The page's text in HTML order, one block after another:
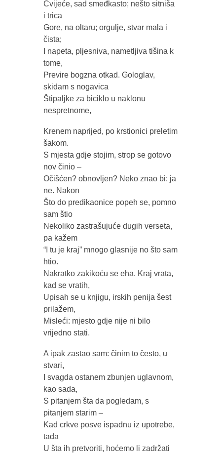
Cvijeće, sad smeđkasto; nešto sitniša
i trica
Gore, na oltaru; orgulje, stvar mala i
čista;
I napeta, pljesniva, nametljiva tišina k
tome,
Previre bogzna otkad. Gologlav,
skidam s nogavica
Štipaljke za biciklo u naklonu
nespretnome,
Krenem naprijed, po krstionici preletim
šakom.
S mjesta gdje stojim, strop se gotovo
nov činio –
Očišćen? obnovljen? Neko znao bi: ja
ne. Nakon
Što do predikaonice popeh se, pomno
sam štio
Nekoliko zastrašujuće dugih verseta,
pa kažem
“I tu je kraj” mnogo glasnije no što sam
htio.
Nakratko zakikoću se eha. Kraj vrata,
kad se vratih,
Upisah se u knjigu, irskih penija šest
prilažem,
Misleći: mjesto gdje nije ni bilo
vrijedno stati.
A ipak zastao sam: činim to često, u
stvari,
I svagda ostanem zbunjen uglavnom,
kao sada,
S pitanjem šta da pogledam, s
pitanjem starim –
Kad crkve posve ispadnu iz upotrebe,
tada
U šta ih pretvoriti, hoćemo li zadržati